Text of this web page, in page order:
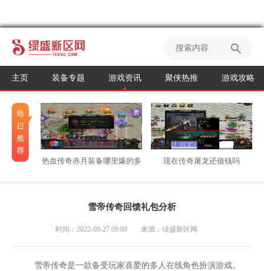
主页 装备专题 游戏资讯 聚侠热推 游戏攻略
热血传奇赤月装备哪里爆的多 现在传奇屠龙还值钱吗
雪帝传奇回馈礼包分析
时间：2022-09-27 09:09 来源：绿盛新区网
雪帝传奇是一款备受玩家喜爱的多人在线角色扮演游戏。